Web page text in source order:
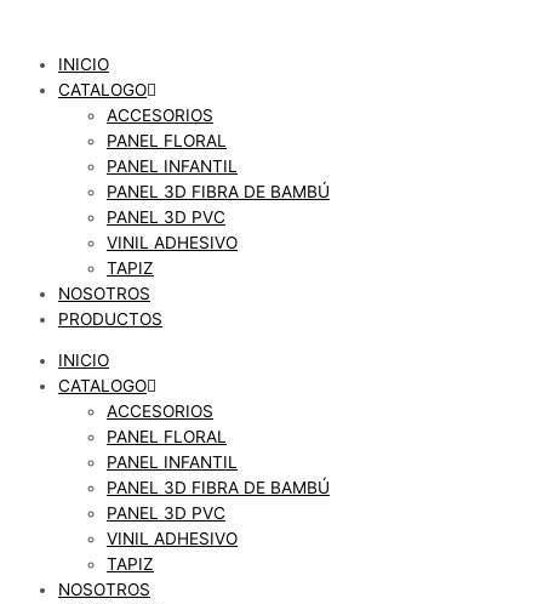
contenidoINICIO
CATALOGO
ACCESORIOS
PANEL FLORAL
PANEL INFANTIL
PANEL 3D FIBRA DE BAMBÚ
PANEL 3D PVC
VINIL ADHESIVO
TAPIZ
NOSOTROS
PRODUCTOS
INICIO
CATALOGO
ACCESORIOS
PANEL FLORAL
PANEL INFANTIL
PANEL 3D FIBRA DE BAMBÚ
PANEL 3D PVC
VINIL ADHESIVO
TAPIZ
NOSOTROS